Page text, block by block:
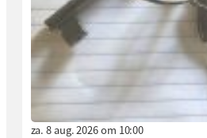
za. 8 aug. 2026 om 10:00